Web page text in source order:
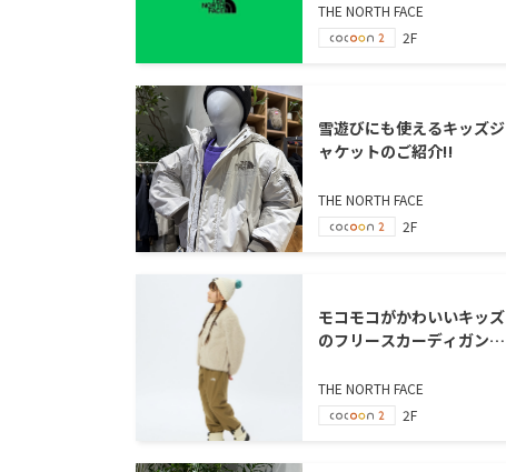
THE NORTH FACE
2F
雪遊びにも使えるキッズジ
ャケットのご紹介‼
THE NORTH FACE
2F
モコモコがかわいいキッズ
のフリースカーディガンの
THE NORTH FACE
2F